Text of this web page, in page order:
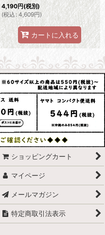
4,190円(税別)
(税込 : 4,609円)
カートに入れる
ショッピングカート
マイページ
メールマガジン
特定商取引法表示